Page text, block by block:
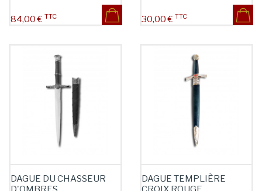
Prix
84,00 € TTC Prix
30,00 € TTC
DAGUE DU CHASSEUR
DAGUE TEMPLIÈRE